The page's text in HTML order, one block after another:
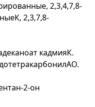
2,3,4,7,8-
2,3,7,8-
кадмияК.
2-он